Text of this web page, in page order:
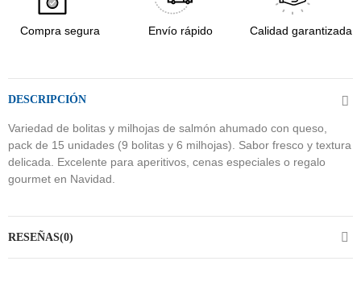
Compra segura Envío rápido Calidad garantizada
DESCRIPCIÓN
Variedad de bolitas y milhojas de salmón ahumado con queso,
pack de 15 unidades (9 bolitas y 6 milhojas). Sabor fresco y textura
delicada. Excelente para aperitivos, cenas especiales o regalo
gourmet en Navidad.
RESEÑAS(0)